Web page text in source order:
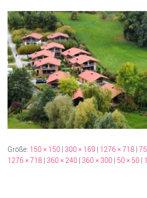
Größe: 150 × 150 | 300 × 169 | 1276 × 718 |
1276 × 718 | 360 × 240 | 360 × 300 | 50 × 50 |